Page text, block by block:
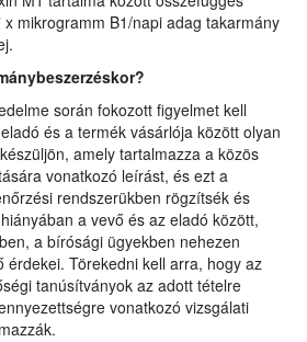
mikrogramm B1/napi adag takarmány
során fokozott figyelmet kell
és a termék vásárlója között olyan
amely tartalmazza a közös
vonatkozó leírást, és ezt a
rendszerükben rögzítsék és
a vevő és az eladó között,
a bírósági ügyekben nehezen
érdekei. Törekedni kell arra, hogy az
tanúsítványok az adott tételre
vonatkozó vizsgálati